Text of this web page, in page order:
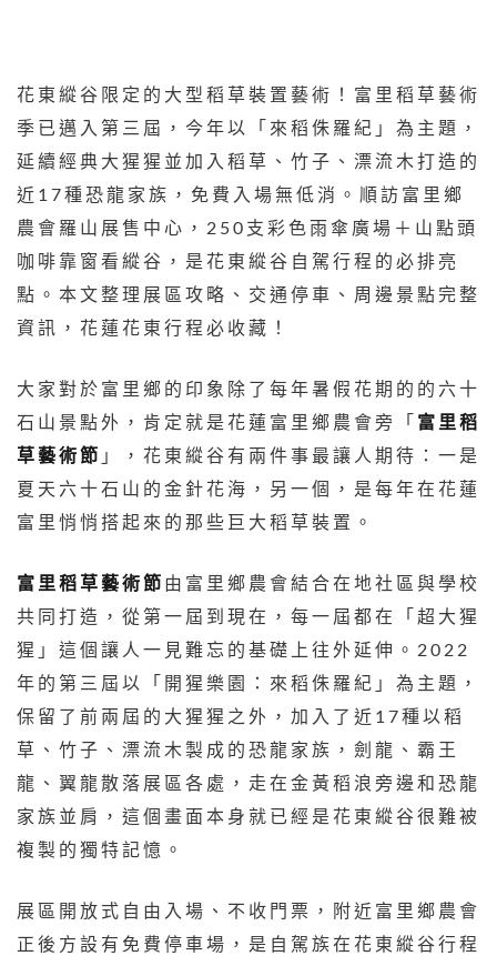
花東縱谷限定的大型稻草裝置藝術！富里稻草藝術
季已邁入第三屆，今年以「來稻侏羅紀」為主題，
延續經典大猩猩並加入稻草、竹子、漂流木打造的
近17種恐龍家族，免費入場無低消。順訪富里鄉
農會羅山展售中心，250支彩色雨傘廣場＋山點頭
咖啡靠窗看縱谷，是花東縱谷自駕行程的必排亮
點。本文整理展區攻略、交通停車、周邊景點完整
資訊，花蓮花東行程必收藏！
大家對於富里鄉的印象除了每年暑假花期的的六十
石山景點外，肯定就是花蓮富里鄉農會旁「 富里稻
草藝術節 」，花東縱谷有兩件事最讓人期待：一是
夏天六十石山的金針花海，另一個，是每年在花蓮
富里悄悄搭起來的那些巨大稻草裝置。
富里稻草藝術節 由富里鄉農會結合在地社區與學校
共同打造，從第一屆到現在，每一屆都在「超大猩
猩」這個讓人一見難忘的基礎上往外延伸。2022
年的第三屆以「開猩樂園：來稻侏羅紀」為主題，
保留了前兩屆的大猩猩之外，加入了近17種以稻
草、竹子、漂流木製成的恐龍家族，劍龍、霸王
龍、翼龍散落展區各處，走在金黃稻浪旁邊和恐龍
家族並肩，這個畫面本身就已經是花東縱谷很難被
複製的獨特記憶。
展區開放式自由入場、不收門票，附近富里鄉農會
正後方設有免費停車場，是自駕族在花東縱谷行程